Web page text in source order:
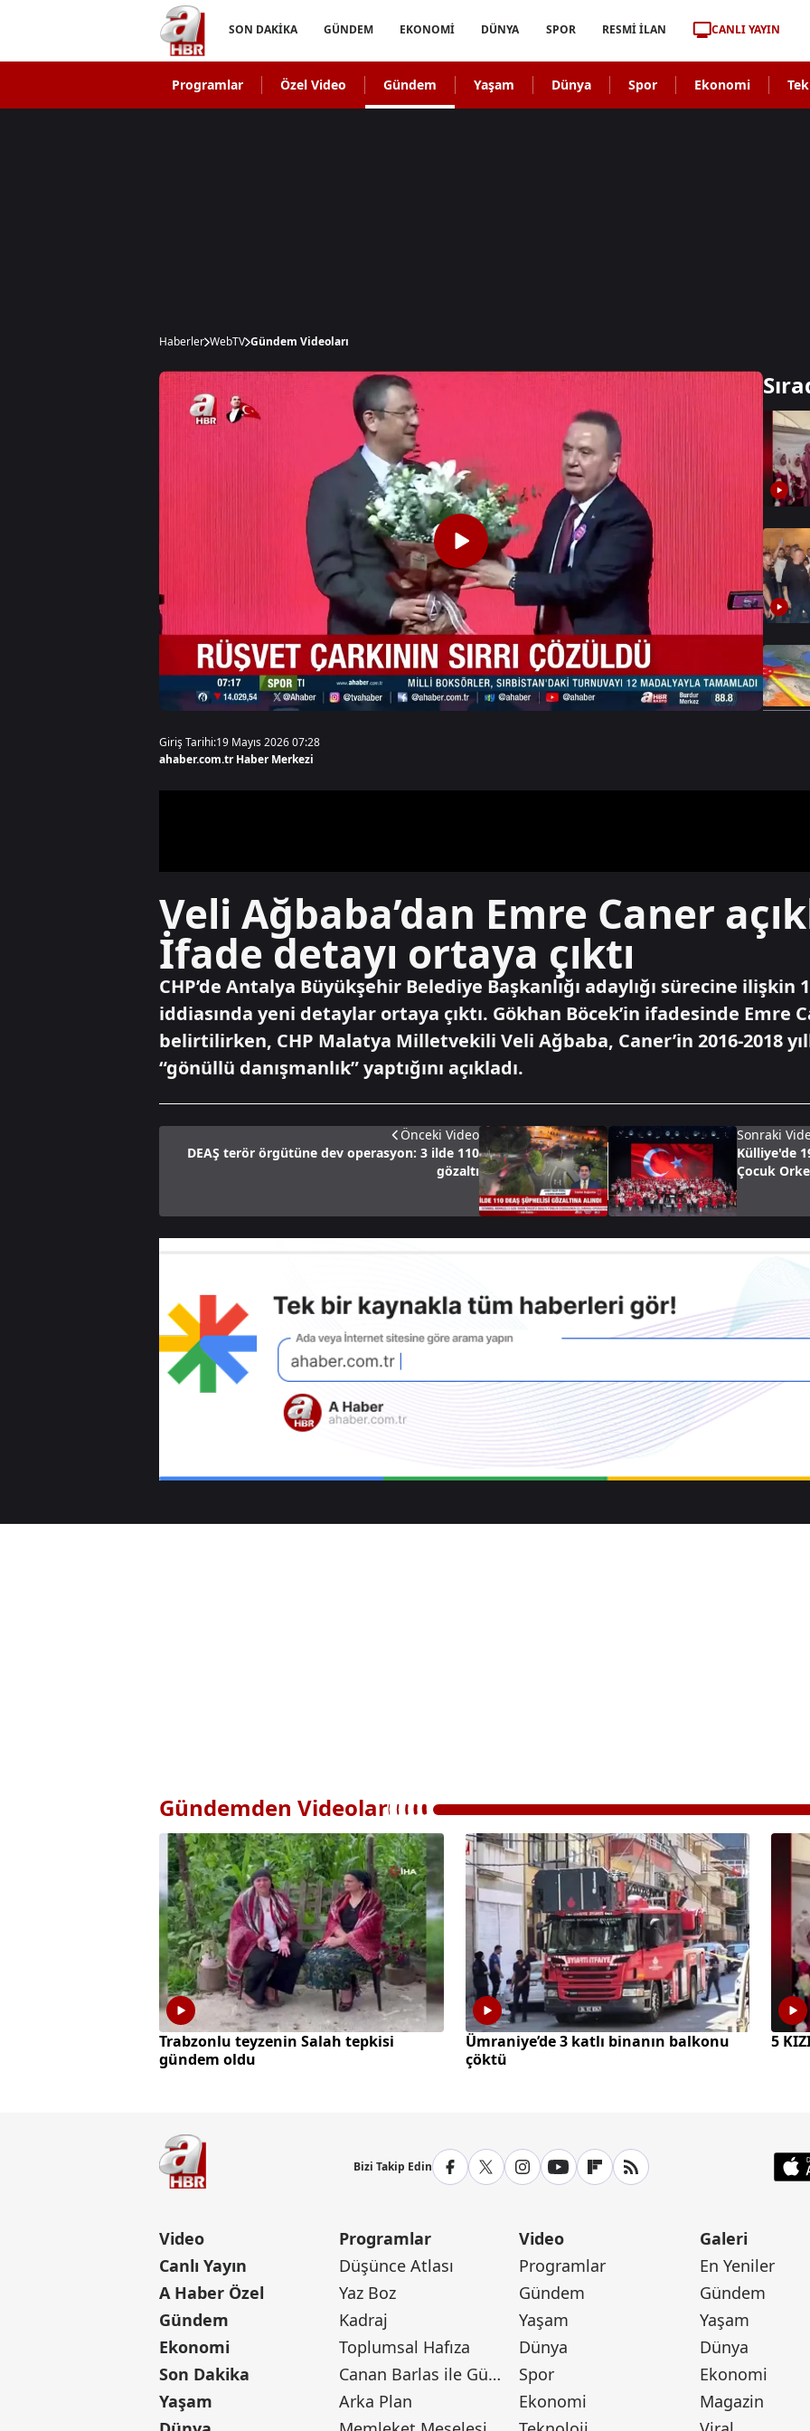
SON DAKİKA GÜNDEM EKONOMİ DÜNYA SPOR RESMİ İLAN CANLI YAYIN
Programlar Özel Video Gündem Yaşam Dünya Spor Ekonomi
Haberler WebTV Gündem Videoları
Giriş Tarihi:19 Mayıs 2026 07:28
ahaber.com.tr Haber Merkezi
Veli Ağbaba’dan Emre Caner
İfade detayı ortaya çıktı
CHP’de Antalya Büyükşehir Belediye Başkanlığı adaylığı sürecine
iddiasında yeni detaylar ortaya çıktı. Gökhan Böcek’in ifadesinde Emre
belirtilirken, CHP Malatya Milletvekili Veli Ağbaba, Caner’in 2016-2018
“gönüllü danışmanlık” yaptığını açıkladı.
Önceki Video
DEAŞ terör örgütüne dev operasyon: 3 ilde 110
gözaltı
Sonraki
Külliye'de
Çocuk
Gündemden Videolar
Trabzonlu teyzenin Salah tepkisi
gündem oldu
Ümraniye’de 3 katlı binanın balkonu
çöktü
5
Bizi Takip Edin
Video
Canlı Yayın
A Haber Özel
Gündem
Ekonomi
Son Dakika
Yaşam
Programlar
Düşünce Atlası
Yaz Boz
Kadraj
Toplumsal Hafıza
Canan Barlas ile Gündem
Arka Plan
Video
Programlar
Gündem
Yaşam
Dünya
Spor
Ekonomi
Galeri
En Yeniler
Gündem
Yaşam
Dünya
Ekonomi
Magazin